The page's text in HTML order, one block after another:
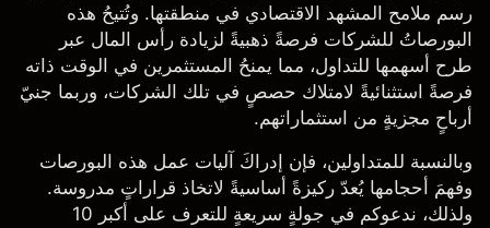
رسم ملامح المشهد الاقتصادي في منطقتها. وتُتيحُ هذه
البورصاتُ للشركات فرصةً ذهبيةً لزيادة رأس المال عبر
طرح أسهمها للتداول، مما يمنحُ المستثمرين في الوقت ذاته
فرصةً استثنائيةً لامتلاك حصصٍ في تلك الشركات، وربما جنيّ
أرباحٍ مجزيةٍ من استثماراتهم.
وبالنسبة للمتداولين، فإن إدراكَ آليات عمل هذه البورصات
وفهمَ أحجامها يُعدّ ركيزةً أساسيةً لاتخاذ قراراتٍ مدروسة.
ولذلك، ندعوكم في جولةٍ سريعةٍ للتعرف على أكبر 10